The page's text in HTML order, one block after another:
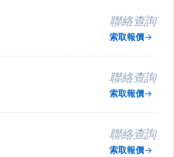
聯絡查詢
索取報價
聯絡查詢
索取報價
聯絡查詢
索取報價